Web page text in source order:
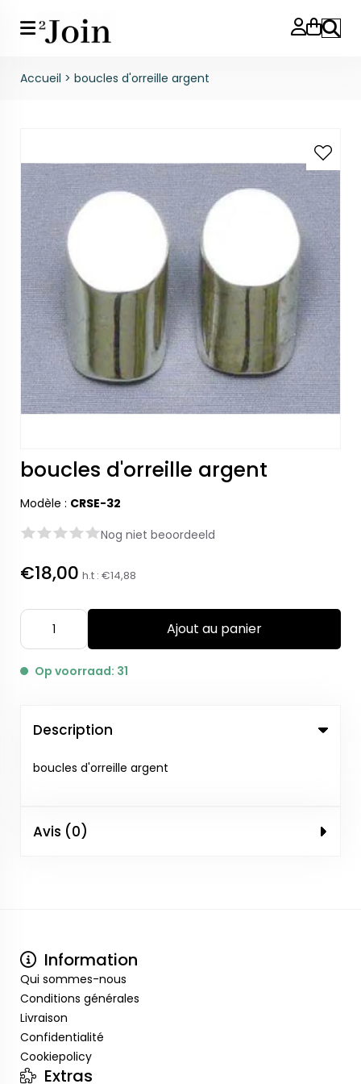
Accueil > boucles d'orreille argent
boucles d'orreille argent
Modèle : CRSE-32
Nog niet beoordeeld
€18,00 h.t : €14,88
Ajout au panier
Op voorraad: 31
Description
boucles d'orreille argent
Avis (0)
Information
Qui sommes-nous
Conditions générales
Livraison
Confidentialité
Cookiepolicy
Extras